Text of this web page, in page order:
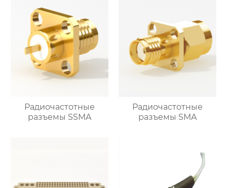
Радиочастотные
разъемы SSMA
Радиочастотные
разъемы SMA